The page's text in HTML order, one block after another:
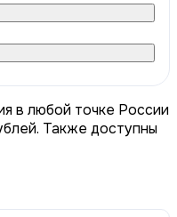
в любой точке России
Также доступны